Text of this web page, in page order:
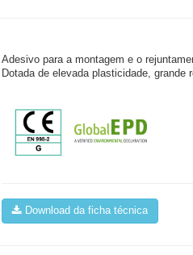
Adesivo para a montagem e o
Dotada de elevada plasticidade, grande
Download da ficha técnica